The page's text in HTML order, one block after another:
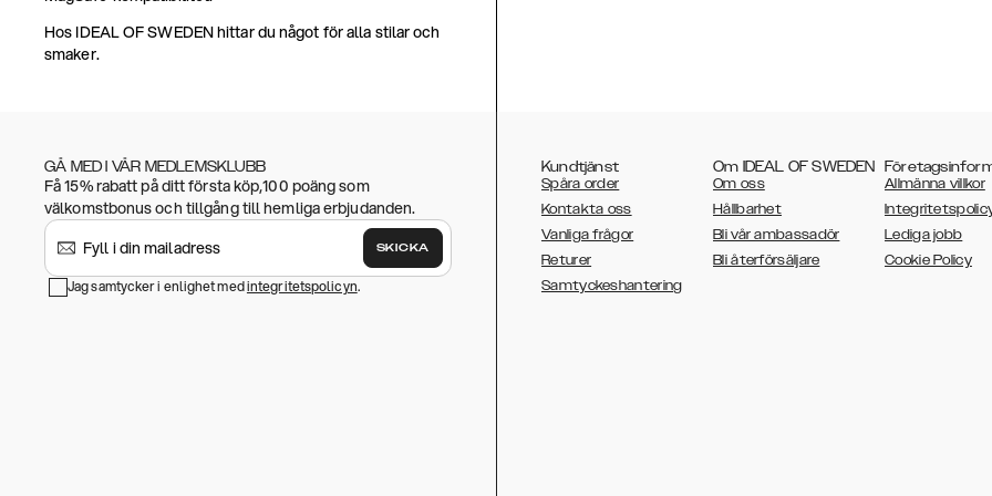
Hos IDEAL OF SWEDEN hittar du något för alla stilar och
smaker.
GÅ MED I VÅR MEDLEMSKLUBB
Få 15% rabatt på ditt första köp,100 poäng som
välkomstbonus och tillgång till hemliga erbjudanden.
SKICKA
Jag samtycker i enlighet medintegritetspolicyn.
Kundtjänst
Spåra order
Kontakta oss
Vanliga frågor
Returer
Samtyckeshantering
Om IDEAL OF SWEDEN
Om oss
Hållbarhet
Bli vår ambassadör
Bli återförsäljare
Allmänna villkor
Lediga jobb
Cookie Policy
AUSTRALIA